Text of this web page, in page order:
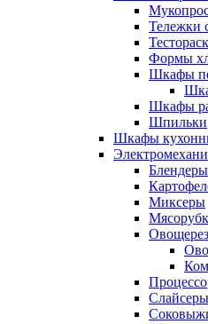
Тележки
Формы
Шкафы
Шкафы
Шпильки
Шкафы
Блендеры
Миксеры
Слайсеры